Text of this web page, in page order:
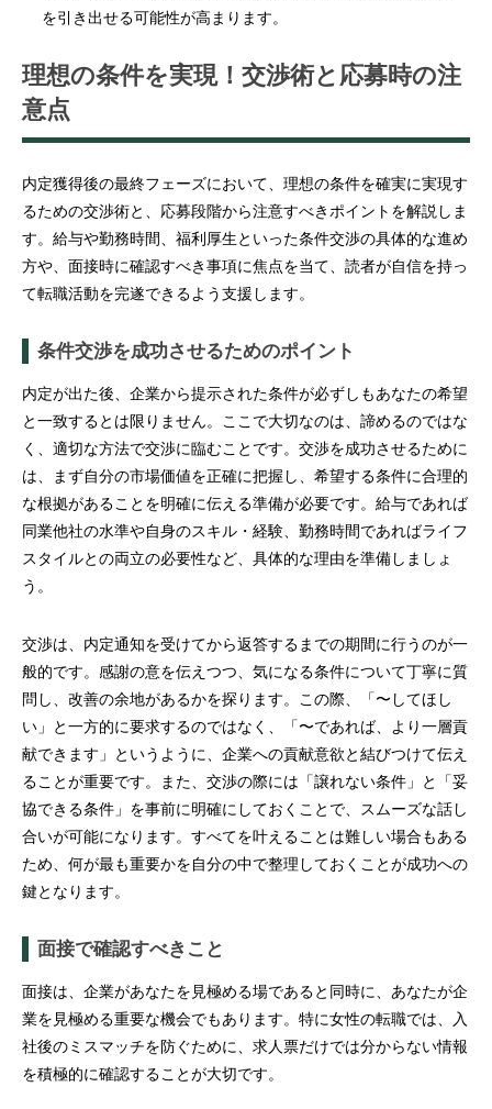
を引き出せる可能性が高まります。
理想の条件を実現！交渉術と応募時の注
意点
内定獲得後の最終フェーズにおいて、理想の条件を確実に実現す
るための交渉術と、応募段階から注意すべきポイントを解説しま
す。給与や勤務時間、福利厚生といった条件交渉の具体的な進め
方や、面接時に確認すべき事項に焦点を当て、読者が自信を持っ
て転職活動を完遂できるよう支援します。
条件交渉を成功させるためのポイント
内定が出た後、企業から提示された条件が必ずしもあなたの希望
と一致するとは限りません。ここで大切なのは、諦めるのではな
く、適切な方法で交渉に臨むことです。交渉を成功させるために
は、まず自分の市場価値を正確に把握し、希望する条件に合理的
な根拠があることを明確に伝える準備が必要です。給与であれば
同業他社の水準や自身のスキル・経験、勤務時間であればライフ
スタイルとの両立の必要性など、具体的な理由を準備しましょ
う。
交渉は、内定通知を受けてから返答するまでの期間に行うのが一
般的です。感謝の意を伝えつつ、気になる条件について丁寧に質
問し、改善の余地があるかを探ります。この際、「〜してほし
い」と一方的に要求するのではなく、「〜であれば、より一層貢
献できます」というように、企業への貢献意欲と結びつけて伝え
ることが重要です。また、交渉の際には「譲れない条件」と「妥
協できる条件」を事前に明確にしておくことで、スムーズな話し
合いが可能になります。すべてを叶えることは難しい場合もある
ため、何が最も重要かを自分の中で整理しておくことが成功への
鍵となります。
面接で確認すべきこと
面接は、企業があなたを見極める場であると同時に、あなたが企
業を見極める重要な機会でもあります。特に女性の転職では、入
社後のミスマッチを防ぐために、求人票だけでは分からない情報
を積極的に確認することが大切です。